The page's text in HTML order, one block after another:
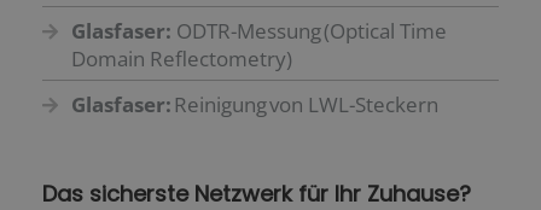
Glasfaser: ODTR-Messung (Optical Time
Domain Reflectometry)
Glasfaser: Reinigung von LWL-Steckern
Das sicherste Netzwerk für Ihr Zuhause?